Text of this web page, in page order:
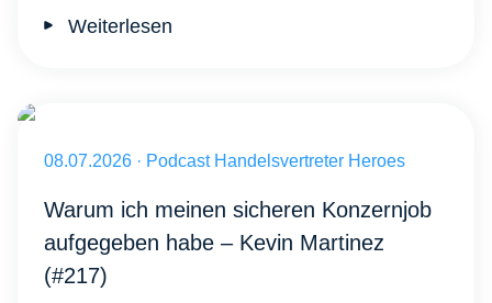
Weiterlesen
Veröffentlicht am 08.07.2026
08.07.2026 · Podcast Handelsvertreter Heroes
Warum ich meinen sicheren Konzernjob
aufgegeben habe – Kevin Martinez
(#217)